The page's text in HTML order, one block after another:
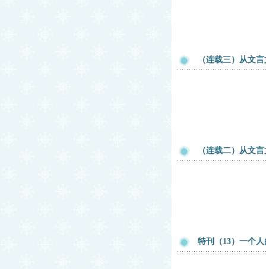
（连载三）从文
（连载二）从文
特刊（13）一个